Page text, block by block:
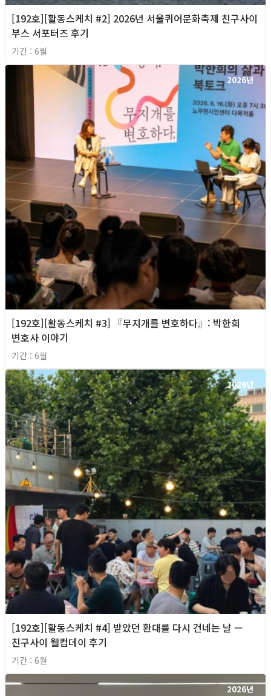
[192호][활동스케치 #2] 2026년 서울퀴어문화축제 친구사이
부스 서포터즈 후기
기간 : 6월
2026년
[192호][활동스케치 #3] 『무지개를 변호하다』: 박한희
변호사 이야기
기간 : 6월
2026년
[192호][활동스케치 #4] 받았던 환대를 다시 건네는 날 —
친구사이 웰컴데이 후기
기간 : 6월
2026년